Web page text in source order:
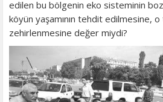
edilen bu bölgenin eko sisteminin
köyün yaşamının tehdit edilmesine,
zehirlenmesine değer miydi?